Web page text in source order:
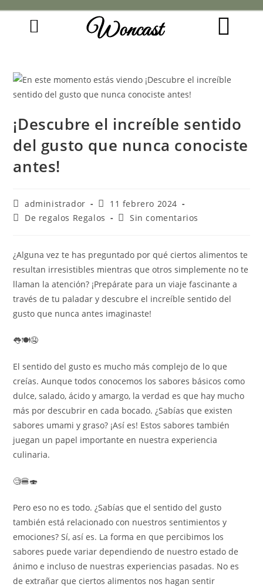
Woncast
¡Descubre el increíble sentido
del gusto que nunca conociste
antes!
administrador
11 febrero 2024
De regalos Regalos
Sin comentarios
¿Alguna vez te has preguntado por qué ciertos alimentos te
resultan irresistibles mientras que otros simplemente no te
llaman la atención? ¡Prepárate para un viaje fascinante a
través de tu paladar y descubre el increíble sentido del
gusto que nunca antes imaginaste!
👅🍽️🤤
El sentido del gusto es mucho más complejo de lo que
creías. Aunque todos conocemos los sabores básicos como
dulce, salado, ácido y amargo, la verdad es que hay mucho
más por descubrir en cada bocado. ¿Sabías que existen
sabores umami y graso? ¡Así es! Estos sabores también
juegan un papel importante en nuestra experiencia
culinaria.
🧐🍔🍣
Pero eso no es todo. ¿Sabías que el sentido del gusto
también está relacionado con nuestros sentimientos y
emociones? Sí, así es. La forma en que percibimos los
sabores puede variar dependiendo de nuestro estado de
ánimo e incluso de nuestras experiencias pasadas. No es
de extrañar que ciertos alimentos nos hagan sentir